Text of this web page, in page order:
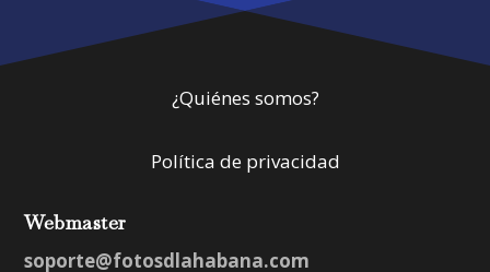
¿Quiénes somos?
Política de privacidad
Webmaster
soporte@fotosdlahabana.com